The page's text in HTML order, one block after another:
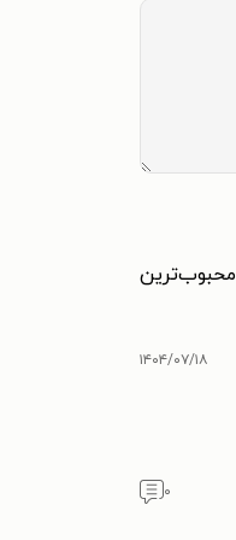
محبوب‌ترین
۱۴۰۴/۰۷/۱۸
۰